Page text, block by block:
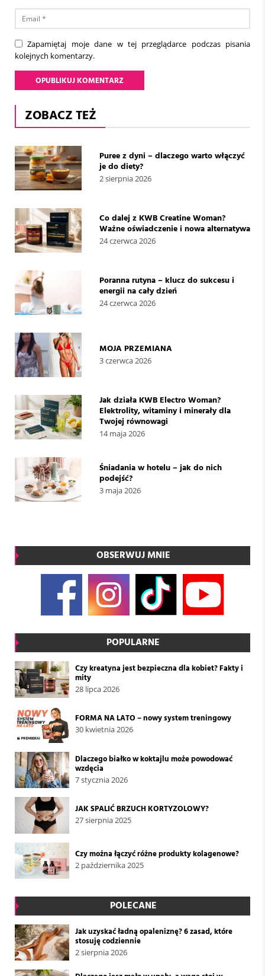
Zapamiętaj moje dane w tej przeglądarce podczas pisania
kolejnych komentarzy.
ZOBACZ TEŻ
Puree z dyni – dlaczego warto włączyć
je do diety?
2 sierpnia 2026
Co dalej z KWB Creatine Woman?
Ważne oświadczenie i nowa alternatywa
24 czerwca 2026
Poranna rutyna – klucz do sukcesu i
energii na cały dzień
24 czerwca 2026
MOJA PRZEMIANA
3 czerwca 2026
Jak działa KWB Electro Woman?
Elektrolity, witaminy i minerały dla
Twojej równowagi
14 maja 2026
Śniadania w hotelu – jak do nich
podejść?
3 maja 2026
OBSERWUJ MNIE
POPULARNE
Czy kreatyna jest bezpieczna dla kobiet? Fakty i
mity
28 lipca 2026
FORMA NA LATO – nowy system treningowy
30 kwietnia 2026
Dlaczego białko w koktajlu może powodować
wzdęcia
7 stycznia 2026
JAK SPALIĆ BRZUCH KORTYZOLOWY?
27 sierpnia 2025
Czy można łączyć różne produkty kolagenowe?
2 października 2025
POLECANE
Jak uzyskać ładną opaleniznę? 6 zasad, które
stosuję codziennie
2 sierpnia 2026